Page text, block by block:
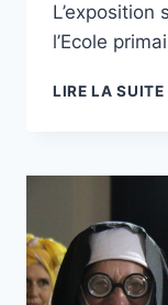
l’Ecole
LIRE LA SUITE